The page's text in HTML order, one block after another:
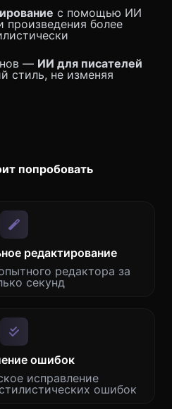
с помощью ИИ
более
— ИИ для писателей
стиль, не изменяя
попробовать
редактирование
редактора за
секунд
ошибок
исправление
ошибок